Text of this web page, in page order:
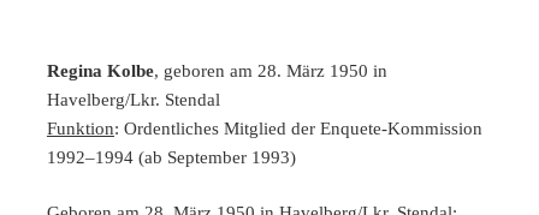
Regina Kolbe, geboren am 28. März 1950 in
Havelberg/Lkr. Stendal
Funktion: Ordentliches Mitglied der Enquete-Kommission
1992–1994 (ab September 1993)